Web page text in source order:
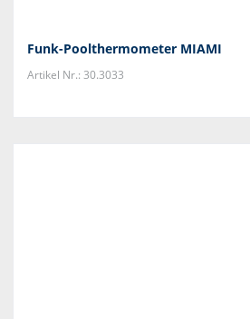
Funk-Poolthermometer MIAMI
Artikel Nr.: 30.3033